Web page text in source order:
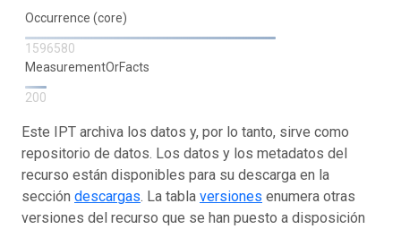
Occurrence (core)
1596580
MeasurementOrFacts
200
Este IPT archiva los datos y, por lo tanto, sirve como
repositorio de datos. Los datos y los metadatos del
recurso están disponibles para su descarga en la
sección descargas. La tabla versiones enumera otras
versiones del recurso que se han puesto a disposición